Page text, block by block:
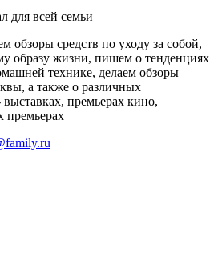
для всей семьи
обзоры средств по уходу за собой,
образу жизни, пишем о тенденциях
технике, делаем обзоры
а также о различных
премьерах кино,
премьерах